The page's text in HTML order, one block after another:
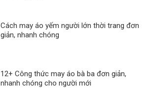
Cách may áo yếm người lớn thời trang đơn
giản, nhanh chóng
12+ Công thức may áo bà ba đơn giản,
nhanh chóng cho người mới